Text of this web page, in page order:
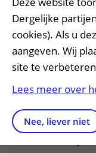
Onderwijs en
Onze opleidingen
De Nieuwe
Stage en
Research
Research groups
Dergelijke
cookies). Als u
aangeven. Wij
site te
Lees meer over
Nee, liever niet